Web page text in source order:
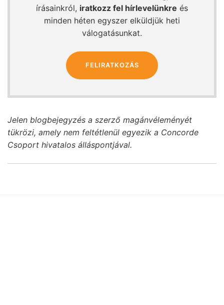
írásainkról, iratkozz fel hírlevelünkre és
minden héten egyszer elküldjük heti
válogatásunkat.
FELIRATKOZÁS
Jelen blogbejegyzés a szerző magánvéleményét
tükrözi, amely nem feltétlenül egyezik a Concorde
Csoport hivatalos álláspontjával.